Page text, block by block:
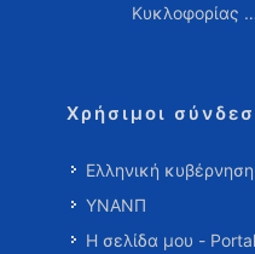
Κυκλοφορίας
Χρήσιμοι
Ελληνική κυβέρνηση
ΥΝΑΝΠ
Η σελίδα μου - Portal